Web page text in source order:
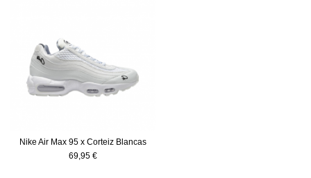
Nike Air Max 95 x Corteiz Blancas
69,95 €